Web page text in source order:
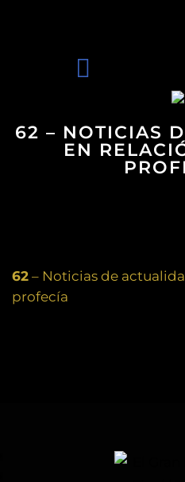
62 – NOTICIAS
EN
62 – Noticias de
profecía